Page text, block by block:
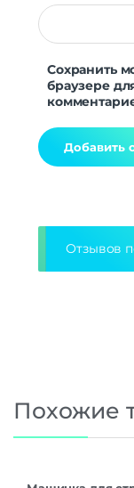
Сохранить
браузере
Отзывов
Похожие